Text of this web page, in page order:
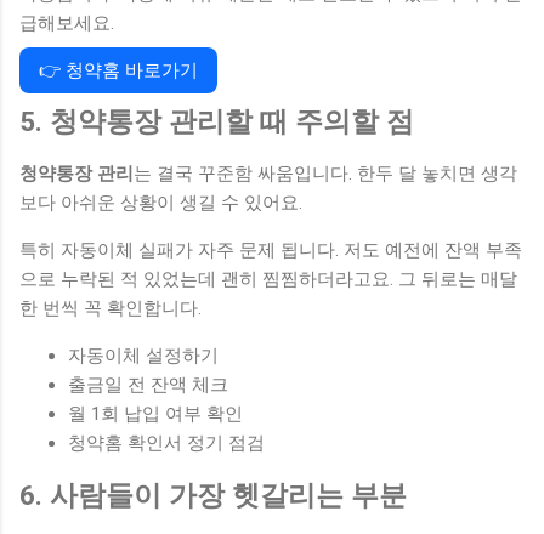
급해보세요.
👉 청약홈 바로가기
5. 청약통장 관리할 때 주의할 점
청약통장 관리 는 결국 꾸준함 싸움입니다. 한두 달 놓치면 생각
보다 아쉬운 상황이 생길 수 있어요.
특히 자동이체 실패가 자주 문제 됩니다. 저도 예전에 잔액 부족
으로 누락된 적 있었는데 괜히 찜찜하더라고요. 그 뒤로는 매달
한 번씩 꼭 확인합니다.
자동이체 설정하기
출금일 전 잔액 체크
월 1회 납입 여부 확인
청약홈 확인서 정기 점검
6. 사람들이 가장 헷갈리는 부분